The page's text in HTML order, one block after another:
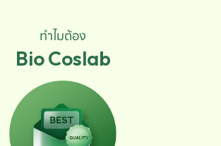
ทำไมต้อง
Bio Coslab